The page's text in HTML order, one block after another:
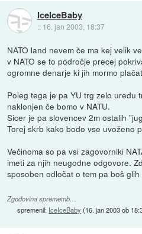
IceIceBaby
:: 16. jan 2003, 18:37
NATO land nevem če ma kej velik
v NATO se to področje precej
ogromne denarje ki jih mormo
Poleg tega je pa YU trg zelo uredu
naklonjen če bomo v NATU.
Sicer je pa slovencev 2m ostalih
Torej skrb kako bodo vse uvoženo
Večinoma so pa vsi zagovorniki
imeti za njih neugodne odgovore.
sposoben odločat o tem pa boš
Zgodovina sprememb…
spremenil: IceIceBaby (16. jan 2003 ob